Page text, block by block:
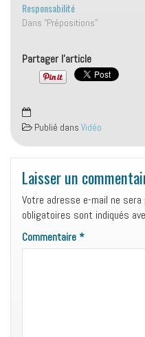
Responsabilité
Dans "Prépositions"
Partager l'article
Publié dans Vidéo
Laisser un
Votre adresse e-mail ne sera
obligatoires sont indiqués
Commentaire*